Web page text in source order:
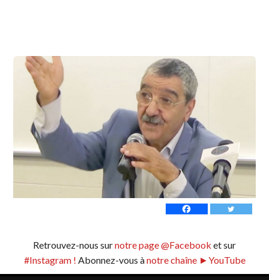
Retrouvez-nous surnotre page @Facebook et sur
#Instagram ! Abonnez-vous ànotre chaîne ►YouTube